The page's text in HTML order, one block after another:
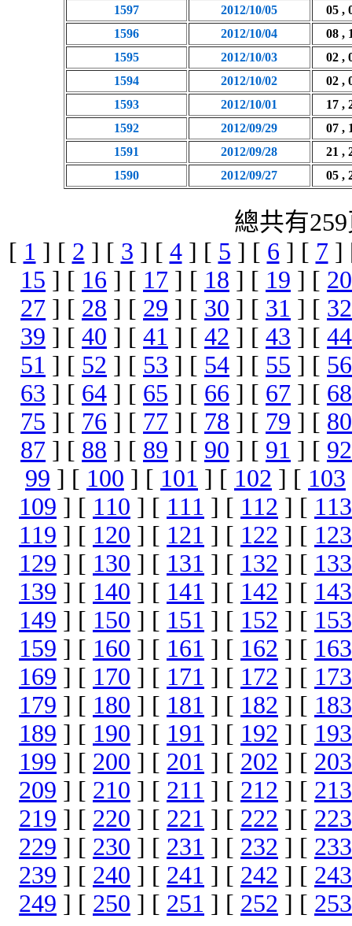
1597
2012/10/05
05 ,
1596
2012/10/04
08 ,
1595
2012/10/03
02 ,
1594
2012/10/02
02 ,
1593
2012/10/01
17 ,
1592
2012/09/29
07 ,
1591
2012/09/28
21 ,
1590
2012/09/27 05 ,
總共有
[ 1 ] [ 2 ] [ 3 ] [ 4] [ 5 ] [ 6 ] [ 7 ]
15 ] [ 16 ] [ 17 ] [ 18 ] [ 19 ] [ 20
27 ] [ 28 ] [ 29 ] [ 30 ] [ 31 ] [ 32
39 ] [ 40 ] [ 41 ] [ 42 ] [ 43 ] [ 44
51 ] [ 52 ] [ 53 ] [ 54 ] [ 55 ] [ 56
63 ] [ 64 ] [ 65 ] [ 66 ] [ 67 ] [ 68
75 ] [ 76 ] [ 77 ] [ 78 ] [ 79 ] [ 80
87 ] [ 88 ] [ 89 ] [ 90 ] [ 91 ] [ 92
99 ] [ 100 ] [ 101 ] [ 102 ] [ 103
109 ] [ 110 ] [ 111 ] [ 112 ] [ 113
119 ] [ 120 ] [ 121 ] [ 122 ] [ 123
129 ] [ 130 ] [ 131 ] [ 132 ] [ 133
139 ] [ 140 ] [ 141 ] [ 142 ] [ 143
149 ] [ 150 ] [ 151 ] [ 152 ] [ 153
159 ] [ 160 ] [ 161 ] [ 162 ] [ 163
169 ] [ 170 ] [ 171 ] [ 172 ] [ 173
179 ] [ 180 ] [ 181 ] [ 182 ] [ 183
189 ] [ 190 ] [ 191 ] [ 192 ] [ 193
199 ] [ 200 ] [ 201 ] [ 202 ] [ 203
209 ] [ 210 ] [ 211 ] [ 212 ] [ 213
219 ] [ 220 ] [ 221 ] [ 222 ] [ 223
229 ] [ 230 ] [ 231 ] [ 232 ] [ 233
239 ] [ 240 ] [ 241 ] [ 242 ] [ 243
249 ] [ 250 ] [ 251 ] [ 252 ] [ 253